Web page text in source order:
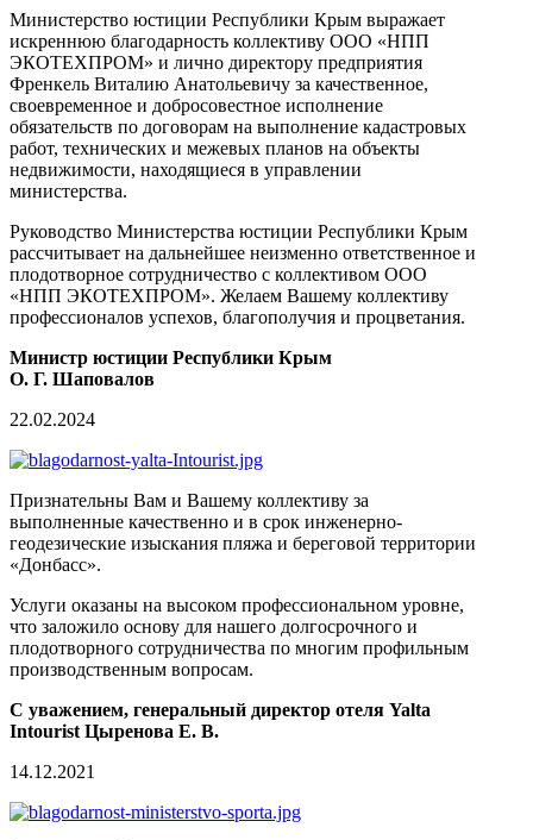
Министерство юстиции Республики Крым выражает
искреннюю благодарность коллективу ООО «НПП
ЭКОТЕХПРОМ» и лично директору предприятия
Френкель Виталию Анатольевичу за качественное,
своевременное и добросовестное исполнение
обязательств по договорам на выполнение кадастровых
работ, технических и межевых планов на объекты
недвижимости, находящиеся в управлении
министерства.
Руководство Министерства юстиции Республики Крым
рассчитывает на дальнейшее неизменно ответственное и
плодотворное сотрудничество с коллективом ООО
«НПП ЭКОТЕХПРОМ». Желаем Вашему коллективу
профессионалов успехов, благополучия и процветания.
Министр юстиции Республики Крым
О. Г. Шаповалов
22.02.2024
Признательны Вам и Вашему коллективу за
выполненные качественно и в срок инженерно-
геодезические изыскания пляжа и береговой территории
«Донбасс».
Услуги оказаны на высоком профессиональном уровне,
что заложило основу для нашего долгосрочного и
плодотворного сотрудничества по многим профильным
производственным вопросам.
С уважением, генеральный директор отеля Yalta
Intourist Цыренова Е. В.
14.12.2021